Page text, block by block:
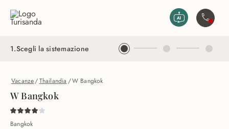
1.Scegli la sistemazione
Vacanze/Thailandia /W Bangkok
W Bangkok
Bangkok